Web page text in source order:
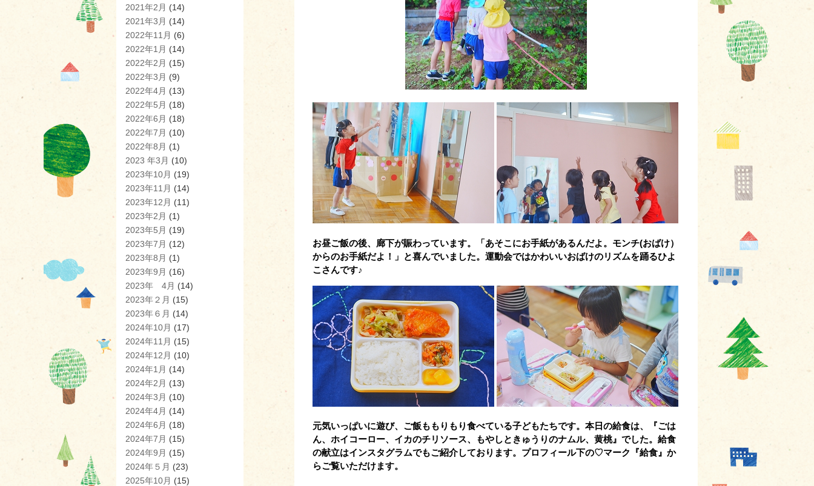
2021年2月 (14)
2021年3月 (14)
2022年11月 (6)
2022年1月 (14)
2022年2月 (15)
2022年3月 (9)
2022年4月 (13)
2022年5月 (18)
2022年6月 (18)
2022年7月 (10)
2022年8月 (1)
2023 年3月 (10)
2023年10月 (19)
2023年11月 (14)
2023年12月 (11)
2023年2月 (1)
2023年5月 (19)
2023年7月 (12)
2023年8月 (1)
2023年9月 (16)
2023年 4月 (14)
2023年２月 (15)
2023年６月 (14)
2024年10月 (17)
2024年11月 (15)
2024年12月 (10)
2024年1月 (14)
2024年2月 (13)
2024年3月 (10)
2024年4月 (14)
2024年6月 (18)
2024年7月 (15)
2024年9月 (15)
2024年５月 (23)
2025年10月 (15)
お昼ご飯の後、廊下が賑わっています。「あそこにお手紙があるんだよ。モンチ(おばけ）
からのお手紙だよ！」と喜んでいました。運動会ではかわいいおばけのリズムを踊るひよ
こさんです♪
元気いっぱいに遊び、ご飯ももりもり食べている子どもたちです。本日の給食は、『ごは
ん、ホイコーロー、イカのチリソース、もやしときゅうりのナムル、黄桃』でした。給食
の献立はインスタグラムでもご紹介しております。プロフィール下の♡マーク『給食』か
らご覧いただけます。